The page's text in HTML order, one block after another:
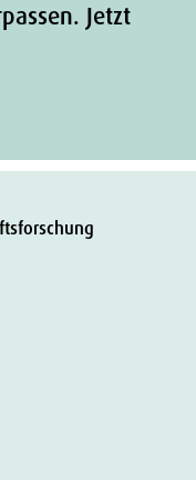
Jetzt